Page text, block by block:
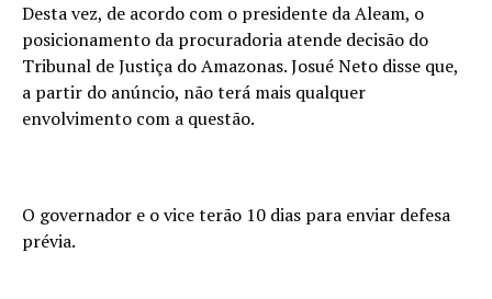
Desta vez, de acordo com o presidente da Aleam, o
posicionamento da procuradoria atende decisão do
Tribunal de Justiça do Amazonas. Josué Neto disse que,
a partir do anúncio, não terá mais qualquer
envolvimento com a questão.
O governador e o vice terão 10 dias para enviar defesa
prévia.